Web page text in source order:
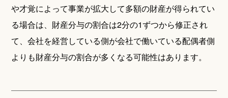
や才覚によって事業が拡大して多額の財産が得られてい
る場合は、財産分与の割合は2分の1ずつから修正され
て、会社を経営している側が会社で働いている配偶者側
よりも財産分与の割合が多くなる可能性はあります。